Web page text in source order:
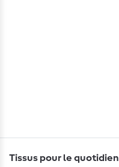
Tissus pour le quotidien